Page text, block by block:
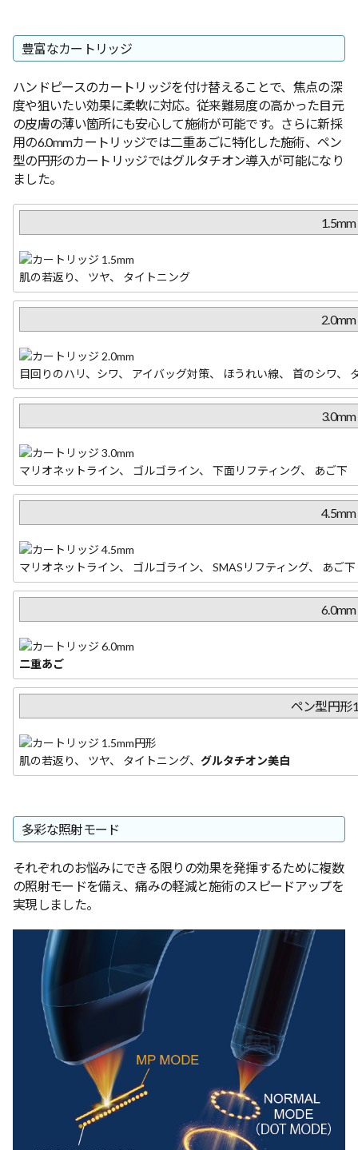
豊富なカートリッジ
ハンドピースのカートリッジを付け替えることで、焦点の深
度や狙いたい効果に柔軟に対応。従来難易度の高かった目元
の皮膚の薄い箇所にも安心して施術が可能です。さらに新採
用の6.0mmカートリッジでは二重あごに特化した施術、ペン
型の円形のカートリッジではグルタチオン導入が可能になり
ました。
1.5mm
肌の若返り、 ツヤ、 タイトニング
2.0mm
目回りのハリ、シワ、 アイバッグ対策、 ほうれい線、 首のシワ、
3.0mm
マリオネットライン、 ゴルゴライン、 下面リフティング、 あご下
4.5mm
マリオネットライン、 ゴルゴライン、 SMASリフティング、 あご下
6.0mm
二重あご
ペン型円形
肌の若返り、 ツヤ、 タイトニング、 グルタチオン美白
多彩な照射モード
それぞれのお悩みにできる限りの効果を発揮するために複数
の照射モードを備え、痛みの軽減と施術のスピードアップを
実現しました。